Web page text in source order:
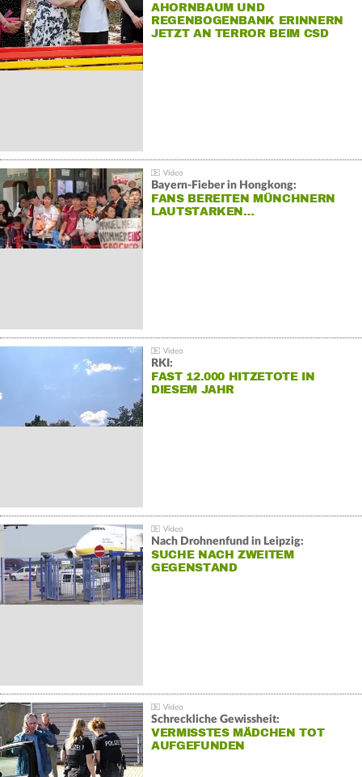
AHORNBAUM UND
REGENBOGENBANK ERINNERN
JETZT AN TERROR BEIM CSD
Bayern-Fieber in Hongkong:
FANS BEREITEN MÜNCHNERN
LAUTSTARKEN…
RKI:
FAST 12.000 HITZETOTE IN
DIESEM JAHR
Nach Drohnenfund in Leipzig:
SUCHE NACH ZWEITEM
GEGENSTAND
Schreckliche Gewissheit:
VERMISSTES MÄDCHEN TOT
AUFGEFUNDEN